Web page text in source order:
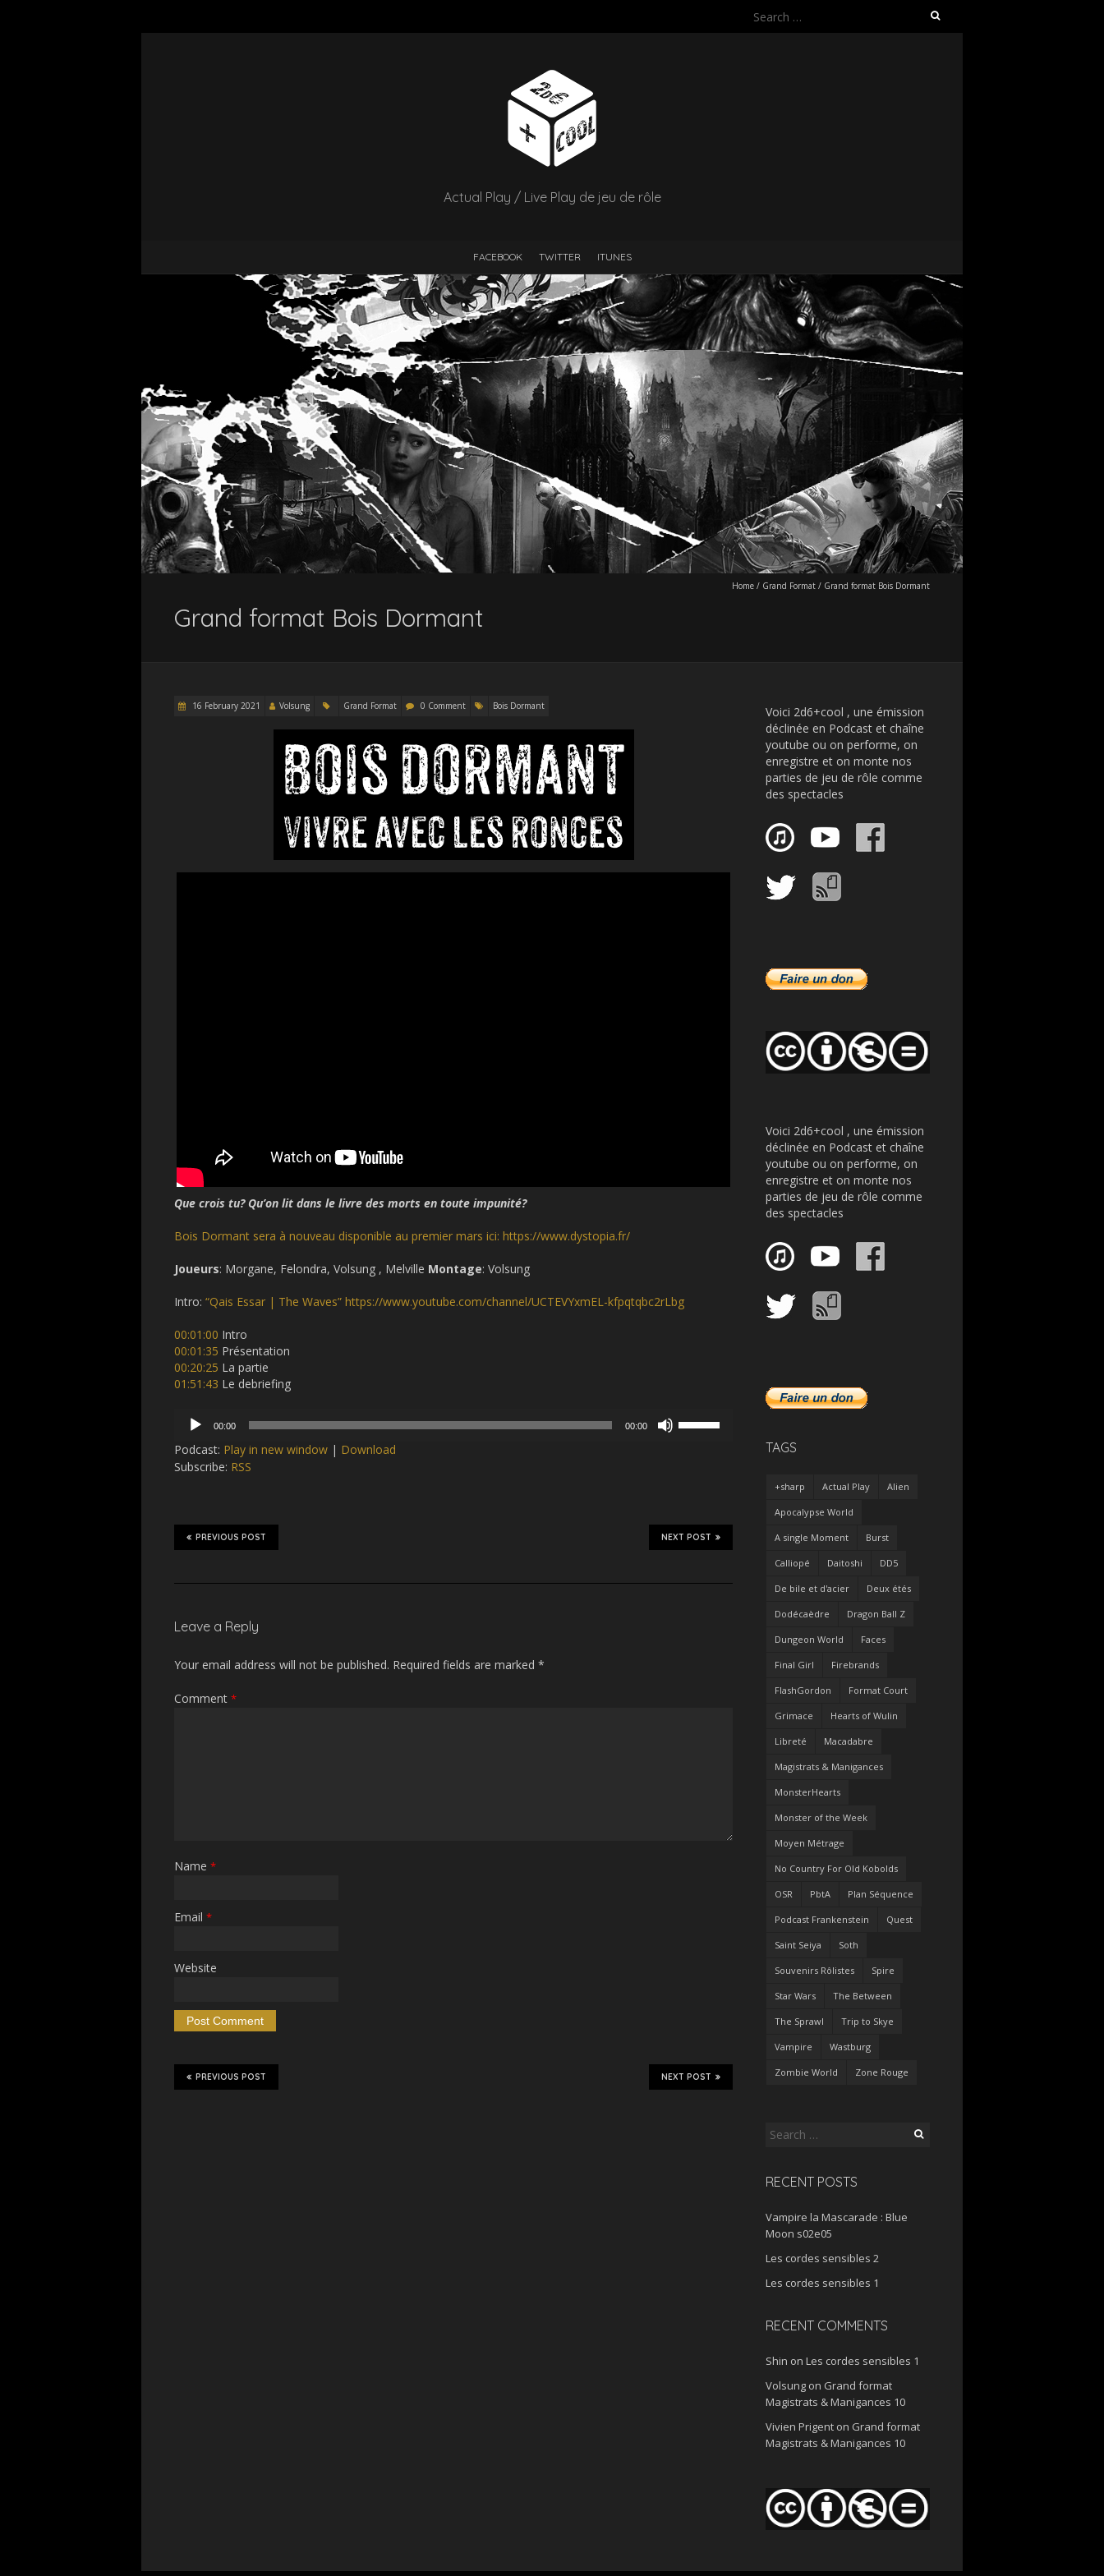
Search
Actual Play / Live Play de jeu de rôle
FACEBOOK TWITTER ITUNES
Home / Grand Format / Grand format Bois Dormant
Grand format Bois Dormant
16 February 2021 Volsung Grand Format 0 Comment Bois Dormant
Que crois tu? Qu’on lit dans le livre des morts en toute impunité?
Bois Dormant sera à nouveau disponible au premier mars ici: https://www.dystopia.fr/
Joueurs: Morgane, Felondra, Volsung , Melville Montage: Volsung
Intro: “Qais Essar | The Waves” https://www.youtube.com/channel/UCTEVYxmEL-kfpqtqbc2rLbg
00:01:00 Intro
00:01:35 Présentation
00:20:25 La partie
01:51:43 Le debriefing
Audio
Player
00:00 00:00
Up/Down
decrease
volume.
Podcast: Play in new window | Download
Subscribe: RSS
NEXT POST
PREVIOUS POST
Leave a Reply
Your email address will not be published. Required fields are marked *
Comment *
Name *
Email *
Website
NEXT POST
PREVIOUS POST
Voici 2d6+cool , une émission
déclinée en Podcast et chaîne
youtube ou on performe, on
enregistre et on monte nos
parties de jeu de rôle comme
des spectacles
Voici 2d6+cool , une émission
déclinée en Podcast et chaîne
youtube ou on performe, on
enregistre et on monte nos
parties de jeu de rôle comme
des spectacles
TAGS
+sharp Actual Play Alien
Apocalypse World
A single Moment Burst
Calliopé Daitoshi DD5
De bile et d'acier Deux étés
Dodécaèdre Dragon Ball Z
Dungeon World Faces
Final Girl Firebrands
FlashGordon Format Court
Grimace Hearts of Wulin
Libreté Macadabre
Magistrats & Manigances
MonsterHearts
Monster of the Week
Moyen Métrage
No Country For Old Kobolds
OSR PbtA Plan Séquence
Podcast Frankenstein Quest
Saint Seiya Soth
Souvenirs Rôlistes Spire
Star Wars The Between
The Sprawl Trip to Skye
Vampire Wastburg
Zombie World Zone Rouge
Search
RECENT POSTS
Vampire la Mascarade : Blue
Moon s02e05
Les cordes sensibles 2
Les cordes sensibles 1
RECENT COMMENTS
Shin on Les cordes sensibles 1
Volsung on Grand format
Magistrats & Manigances 10
Vivien Prigent on Grand format
Magistrats & Manigances 10